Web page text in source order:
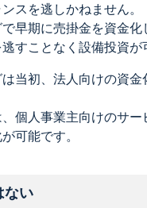
スを逃しかねません。
早期に売掛金を資金化
すことなく設備投資が
当初、法人向けの資金
個人事業主向けのサー
可能です。
ない